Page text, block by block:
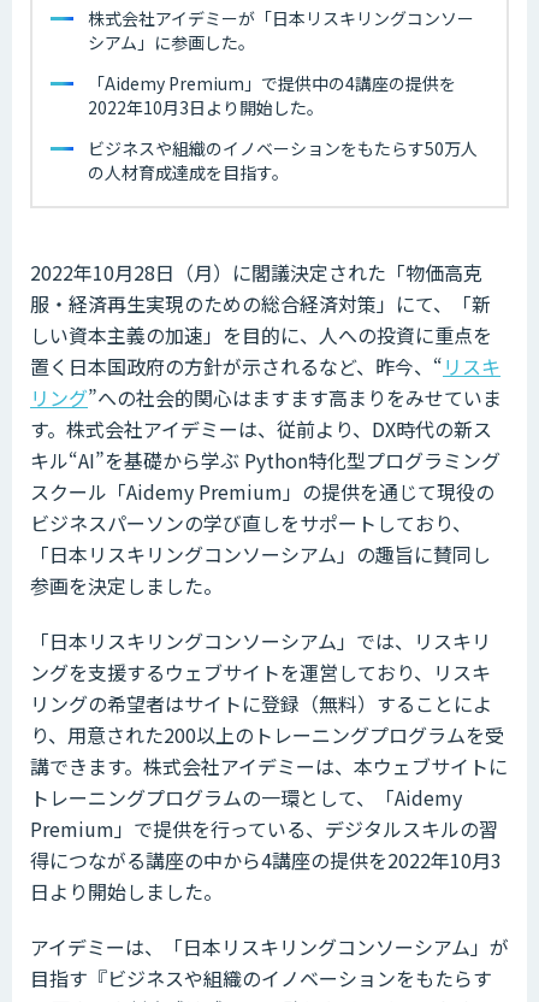
株式会社アイデミーが「日本リスキリングコンソー
シアム」に参画した。
「Aidemy Premium」で提供中の4講座の提供を
2022年10月3日より開始した。
ビジネスや組織のイノベーションをもたらす50万人
の人材育成達成を目指す。
2022年10月28日（月）に閣議決定された「物価高克
服・経済再生実現のための総合経済対策」にて、「新
しい資本主義の加速」を目的に、人への投資に重点を
置く日本国政府の方針が示されるなど、昨今、“リスキ
リング”への社会的関心はますます高まりをみせていま
す。株式会社アイデミーは、従前より、DX時代の新ス
キル“AI”を基礎から学ぶ Python特化型プログラミング
スクール「Aidemy Premium」の提供を通じて現役の
ビジネスパーソンの学び直しをサポートしており、
「日本リスキリングコンソーシアム」の趣旨に賛同し
参画を決定しました。
「日本リスキリングコンソーシアム」では、リスキリ
ングを支援するウェブサイトを運営しており、リスキ
リングの希望者はサイトに登録（無料）することによ
り、用意された200以上のトレーニングプログラムを受
講できます。株式会社アイデミーは、本ウェブサイトに
トレーニングプログラムの一環として、「Aidemy
Premium」で提供を行っている、デジタルスキルの習
得につながる講座の中から4講座の提供を2022年10月3
日より開始しました。
アイデミーは、「日本リスキリングコンソーシアム」が
目指す『ビジネスや組織のイノベーションをもたらす